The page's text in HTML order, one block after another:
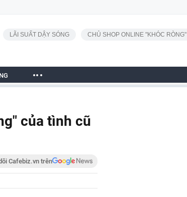
LÃI SUẤT DẬY SÓNG CHỦ SHOP ONLINE "KHÓC RÒNG"
của tình cũ
Cafebiz.vn trên